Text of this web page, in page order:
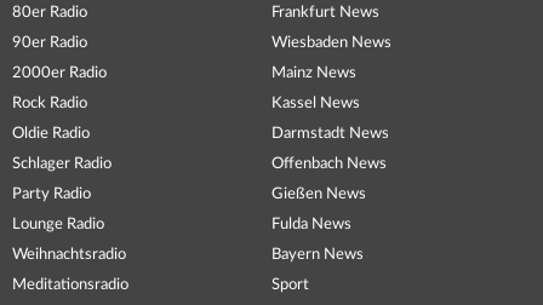
80er Radio
90er Radio
2000er Radio
Rock Radio
Oldie Radio
Schlager Radio
Party Radio
Lounge Radio
Weihnachtsradio
Meditationsradio
Frankfurt News
Wiesbaden News
Mainz News
Kassel News
Darmstadt News
Offenbach News
Gießen News
Fulda News
Bayern News
Sport